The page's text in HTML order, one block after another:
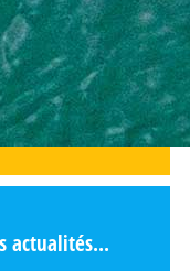
actualités...